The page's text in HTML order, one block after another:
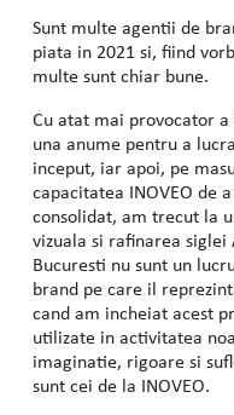
Sunt multe agentii de
piata in 2021 si, fiind
multe sunt chiar bune.
Cu atat mai provocator
una anume pentru a
inceput, iar apoi, pe
capacitatea INOVEO de
consolidat, am trecut la
vizuala si rafinarea siglei
Bucuresti nu sunt un
brand pe care il
cand am incheiat acest
utilizate in activitatea
imaginatie, rigoare si
sunt cei de la INOVEO.